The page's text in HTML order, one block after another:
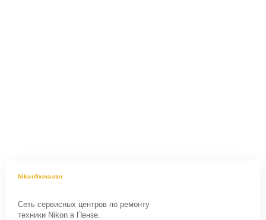
Nikonfixmaster
Сеть сервисных центров по ремонту
техники Nikon в Пензе.